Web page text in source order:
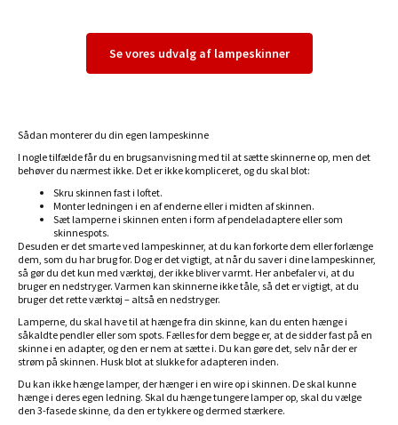
Se vores udvalg af lampeskinner
Sådan monterer du din egen lampeskinne
I nogle tilfælde får du en brugsanvisning med til at sætte skinnerne op, men det
behøver du nærmest ikke. Det er ikke kompliceret, og du skal blot:
Skru skinnen fast i loftet.
Monter ledningen i en af enderne eller i midten af skinnen.
Sæt lamperne i skinnen enten i form af pendeladaptere eller som
skinnespots.
Desuden er det smarte ved lampeskinner, at du kan forkorte dem eller forlænge
dem, som du har brug for. Dog er det vigtigt, at når du saver i dine lampeskinner,
så gør du det kun med værktøj, der ikke bliver varmt. Her anbefaler vi, at du
bruger en nedstryger. Varmen kan skinnerne ikke tåle, så det er vigtigt, at du
bruger det rette værktøj – altså en nedstryger.
Lamperne, du skal have til at hænge fra din skinne, kan du enten hænge i
såkaldte pendler eller som spots. Fælles for dem begge er, at de sidder fast på en
skinne i en adapter, og den er nem at sætte i. Du kan gøre det, selv når der er
strøm på skinnen. Husk blot at slukke for adapteren inden.
Du kan ikke hænge lamper, der hænger i en wire op i skinnen. De skal kunne
hænge i deres egen ledning. Skal du hænge tungere lamper op, skal du vælge
den 3-fasede skinne, da den er tykkere og dermed stærkere.